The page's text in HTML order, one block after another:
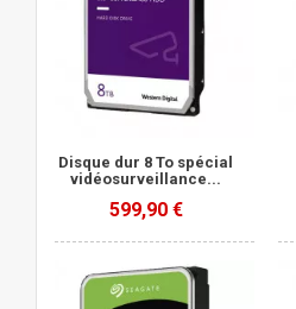
Disque dur 8 To spécial
vidéosurveillance...
599,90 €